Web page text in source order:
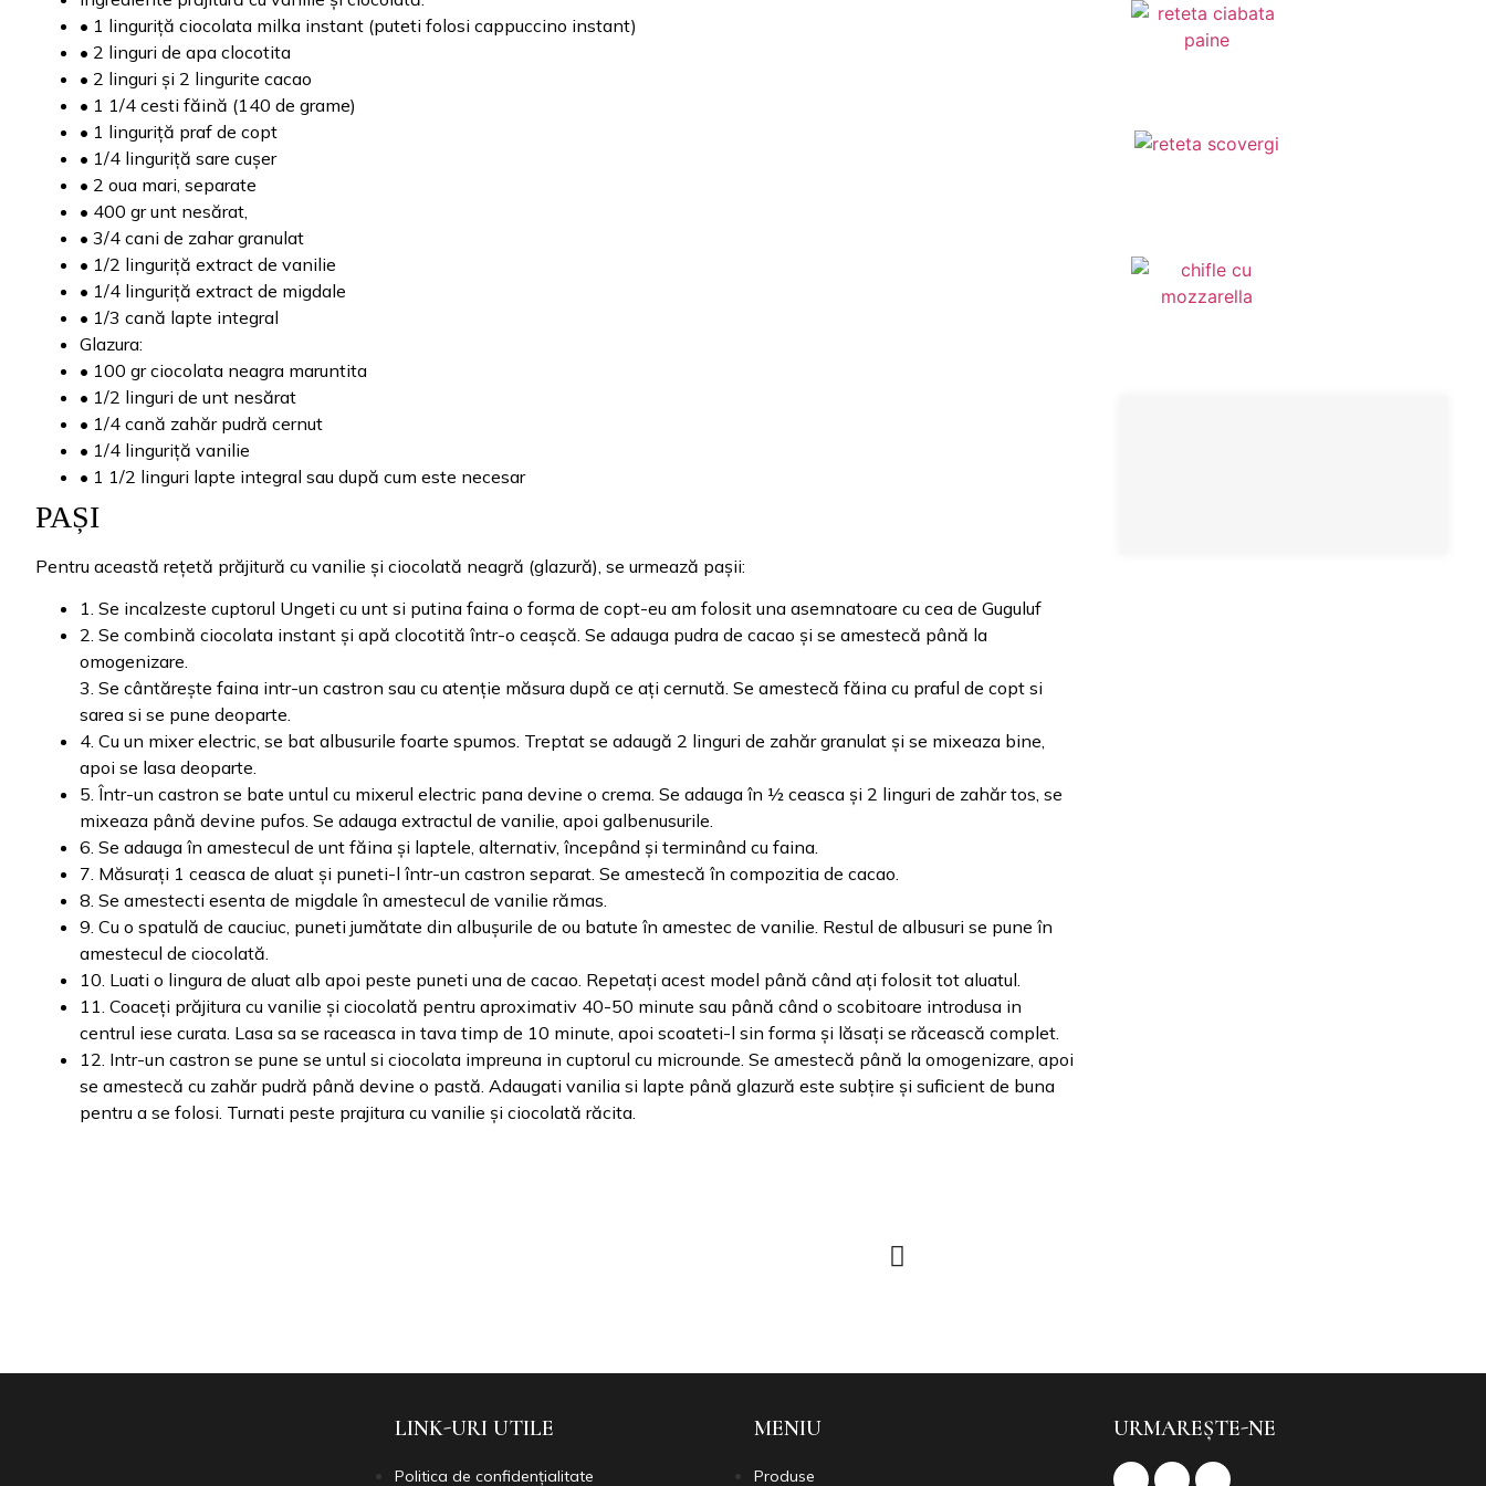
• 1 linguriță ciocolata milka instant (puteti folosi cappuccino instant)
• 2 linguri de apa clocotita
• 2 linguri și 2 lingurite cacao
• 1 1/4 cesti făină (140 de grame)
• 1 linguriță praf de copt
• 1/4 linguriță sare cușer
• 2 oua mari, separate
• 400 gr unt nesărat,
• 3/4 cani de zahar granulat
• 1/2 linguriță extract de vanilie
• 1/4 linguriță extract de migdale
• 1/3 cană lapte integral
Glazura:
• 100 gr ciocolata neagra maruntita
• 1/2 linguri de unt nesărat
• 1/4 cană zahăr pudră cernut
• 1/4 linguriță vanilie
• 1 1/2 linguri lapte integral sau după cum este necesar
PAȘI
Pentru această rețetă prăjitură cu vanilie și ciocolată neagră (glazură), se urmează pașii:
1. Se incalzeste cuptorul Ungeti cu unt si putina faina o forma de copt-eu am folosit una asemnatoare cu cea de Guguluf
2. Se combină ciocolata instant și apă clocotită într-o ceașcă. Se adauga pudra de cacao și se amestecă până la
omogenizare.
3. Se cântărește faina intr-un castron sau cu atenție măsura după ce ați cernută. Se amestecă făina cu praful de copt si
sarea si se pune deoparte.
4. Cu un mixer electric, se bat albusurile foarte spumos. Treptat se adaugă 2 linguri de zahăr granulat și se mixeaza bine,
apoi se lasa deoparte.
5. Într-un castron se bate untul cu mixerul electric pana devine o crema. Se adauga în ½ ceasca și 2 linguri de zahăr tos, se
mixeaza până devine pufos. Se adauga extractul de vanilie, apoi galbenusurile.
6. Se adauga în amestecul de unt făina și laptele, alternativ, începând și terminând cu faina.
7. Măsurați 1 ceasca de aluat și puneti-l într-un castron separat. Se amestecă în compozitia de cacao.
8. Se amestecti esenta de migdale în amestecul de vanilie rămas.
9. Cu o spatulă de cauciuc, puneti jumătate din albușurile de ou batute în amestec de vanilie. Restul de albusuri se pune în
amestecul de ciocolată.
10. Luati o lingura de aluat alb apoi peste puneti una de cacao. Repetați acest model până când ați folosit tot aluatul.
11. Coaceți prăjitura cu vanilie și ciocolată pentru aproximativ 40-50 minute sau până când o scobitoare introdusa in
centrul iese curata. Lasa sa se raceasca in tava timp de 10 minute, apoi scoateti-l sin forma și lăsați se răcească complet.
12. Intr-un castron se pune se untul si ciocolata impreuna in cuptorul cu microunde. Se amestecă până la omogenizare, apoi
se amestecă cu zahăr pudră până devine o pastă. Adaugati vanilia si lapte până glazură este subțire și suficient de buna
pentru a se folosi. Turnati peste prajitura cu vanilie și ciocolată răcita.
LINK-URI UTILE
Politica de confidențialitate
MENIU
Produse
URMAREȘTE-NE